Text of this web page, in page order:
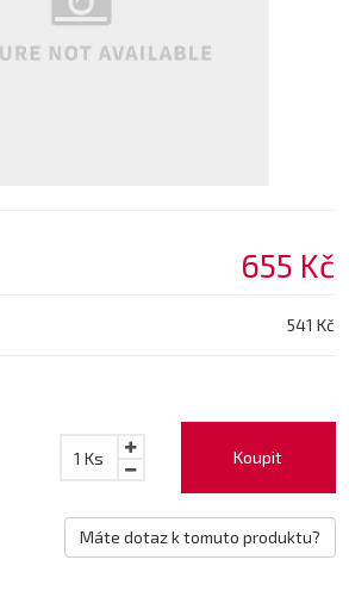
655 Kč
541 Kč
Koupit
1 Ks
Máte dotaz k tomuto produktu?